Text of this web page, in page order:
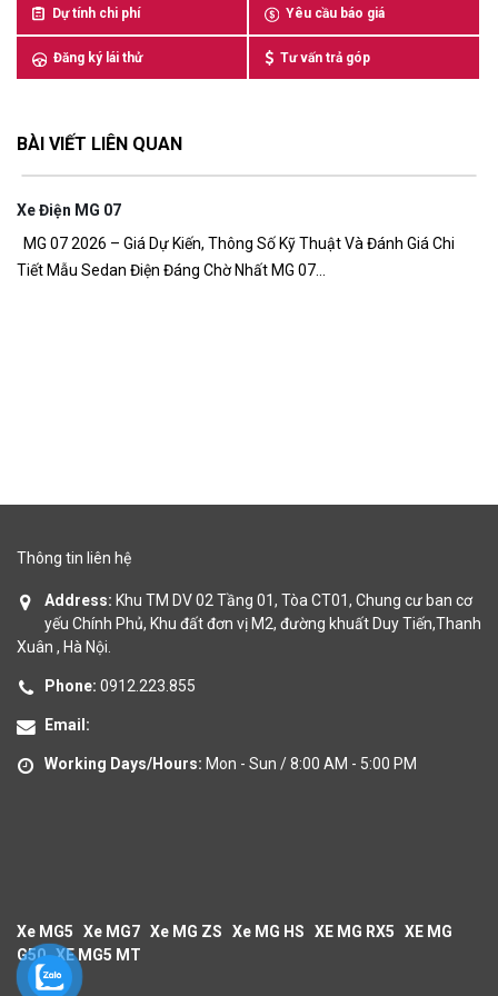
Dự tính chi phí Yêu cầu báo giá
Đăng ký lái thử Tư vấn trả góp
BÀI VIẾT LIÊN QUAN
Đánh Giá Chi
Thông tin liên hệ
Address: Khu TM DV 02 Tầng 01, Tòa CT01, Chung cư ban cơ
yếu Chính Phủ, Khu đất đơn vị M2, đường khuất Duy Tiến,Thanh
Xuân , Hà Nội.
Phone: 0912.223.855
Email:
Working Days/Hours: Mon - Sun / 8:00 AM - 5:00 PM
Xe MG5 Xe MG7 Xe MG ZS Xe MG HS XE MG RX5
XE MG
G50 XE MG5 MT